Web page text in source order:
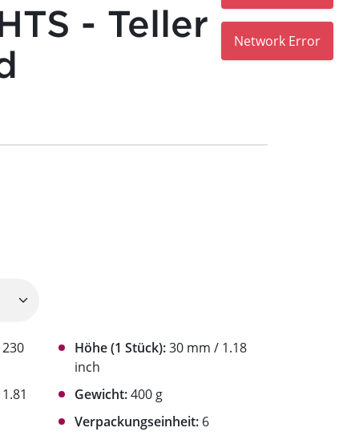
- Teller
Höhe (1 Stück):30 mm / 1.18
inch
Gewicht:400 g
Verpackungseinheit: 6
Network Error